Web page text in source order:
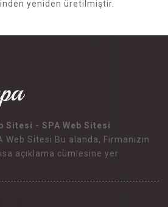
yeniden üretilmiştir.
Sitesi - SPA Web Sitesi
Sitesi Bu alanda, Firmanızın
açıklama cümlesine yer